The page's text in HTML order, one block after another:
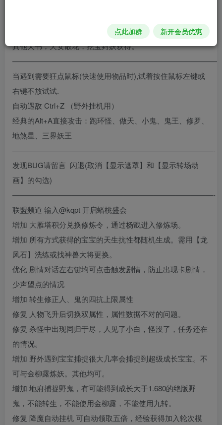
天书残卷第六卷：四圣庄、白骨山、龙窟7层
其他天书，天女散花，挖宝封妖获得。
当遇到需要狂点鼠标(快速使用物品时),试着按住鼠标左键或
右键不放试试.
自动遇敌 Ctrl+Z （野外挂机用）
经典的Alt+A直接攻击：跑环怪、做天、小鬼、鬼王、修罗、
地煞星、三界妖王
———————————————————————————-
发现BUG请留言 闪退(取消【显示遮罩】和【显示转场动
画】的勾选)
———————————————————————————-
联盟频道 输入@kqpt 开启蟠桃盛会
增加 大雁塔积分兑换修炼令，通过杨戬进入修炼场。
增加 所有方式获得的宝宝的天生抗性都随机生成。需用【龙
凤石】洗练或找神兽大将更换。
优化 剧情对话左右键均可点击触发剧情，防止出现卡剧情，
少声望点的情况
增加 转生修正人、鬼的四抗上限属性
修复 人物飞升后切换双属性，属性数据不对的问题。
修复 杀怪中出现同归于尽，人见了小白，怪没了，任务还在
的情况。
增加 野外遇到宝宝捕捉很大几率会捕捉到超级成长宝宝。不
可与金柳露炼妖。其他均可。
增加 地府捕捉野鬼，有可能得到成长大于1.680的绝版野
鬼，不能转生，不能使用金柳露，不能使用九转。
修复 降魔自动挂机 可自动领取五倍，经验获得加入轮次模
点此加群 新开会员优惠